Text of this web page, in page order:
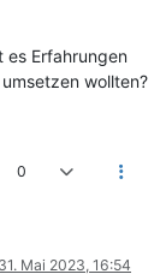
es Erfahrungen
wollten?
0
31. Mai 2023, 16:54